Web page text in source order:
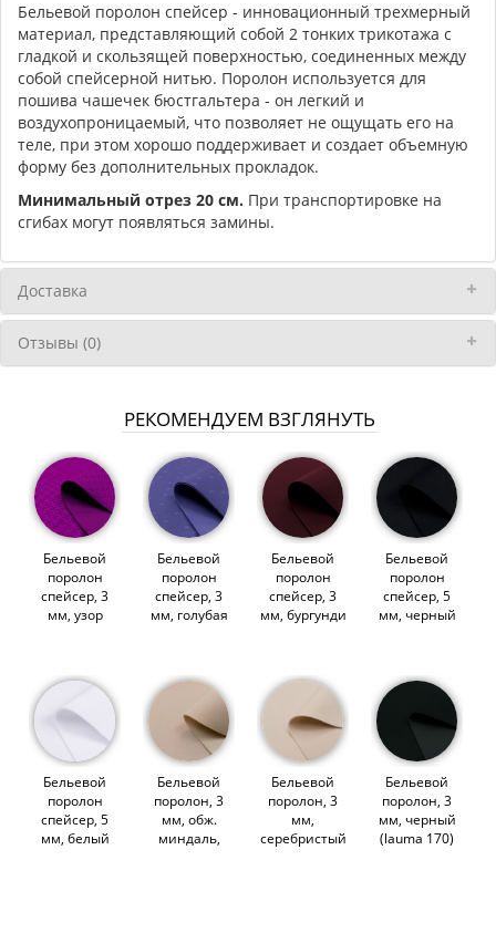
Бельевой поролон спейсер - инновационный трехмерный
материал, представляющий собой 2 тонких трикотажа с
гладкой и скользящей поверхностью, соединенных между
собой спейсерной нитью. Поролон используется для
пошива чашечек бюстгальтера - он легкий и
воздухопроницаемый, что позволяет не ощущать его на
теле, при этом хорошо поддерживает и создает объемную
форму без дополнительных прокладок.
Минимальный отрез 20 см. При транспортировке на
сгибах могут появляться замины.
Доставка
Отзывы (0)
РЕКОМЕНДУЕМ ВЗГЛЯНУТЬ
Бельевой
поролон
спейсер, 3
мм, узор
(014194)
Бельевой
поролон
спейсер, 3
мм, голубая
(014196)
Бельевой
поролон
спейсер, 3
мм, бургунди
(SPCR-006)
Бельевой
поролон
спейсер, 5
мм, черный
Бельевой
поролон
спейсер, 5
мм, белый
Бельевой
поролон, 3
мм, обж.
миндаль,
Бельевой
поролон, 3
мм,
серебристый
Бельевой
поролон, 3
мм, черный
(lauma 170)